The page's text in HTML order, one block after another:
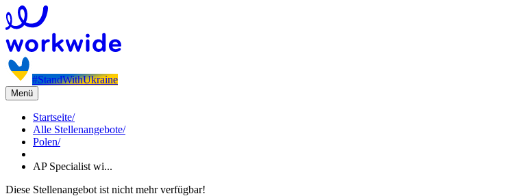
#StandWithUkraine
Menü
Startseite/
Alle Stellenangebote/
Polen/
AP Specialist wi...
Diese Stellenangebot ist nicht mehr verfügbar!